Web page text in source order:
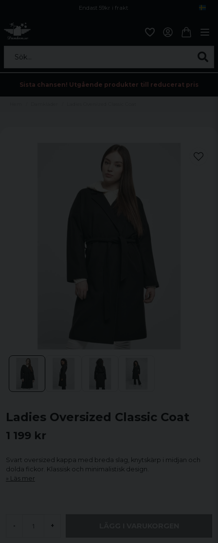
Endast 59kr i frakt
Sök...
Sista chansen! Utgående produkter till reducerat pris
Ladies Oversized Classic Coat
1 199 kr
Svart oversized kappa med breda slag, knytskärp i midjan och
dolda fickor. Klassisk och minimalistisk design.
Läs mer
- +